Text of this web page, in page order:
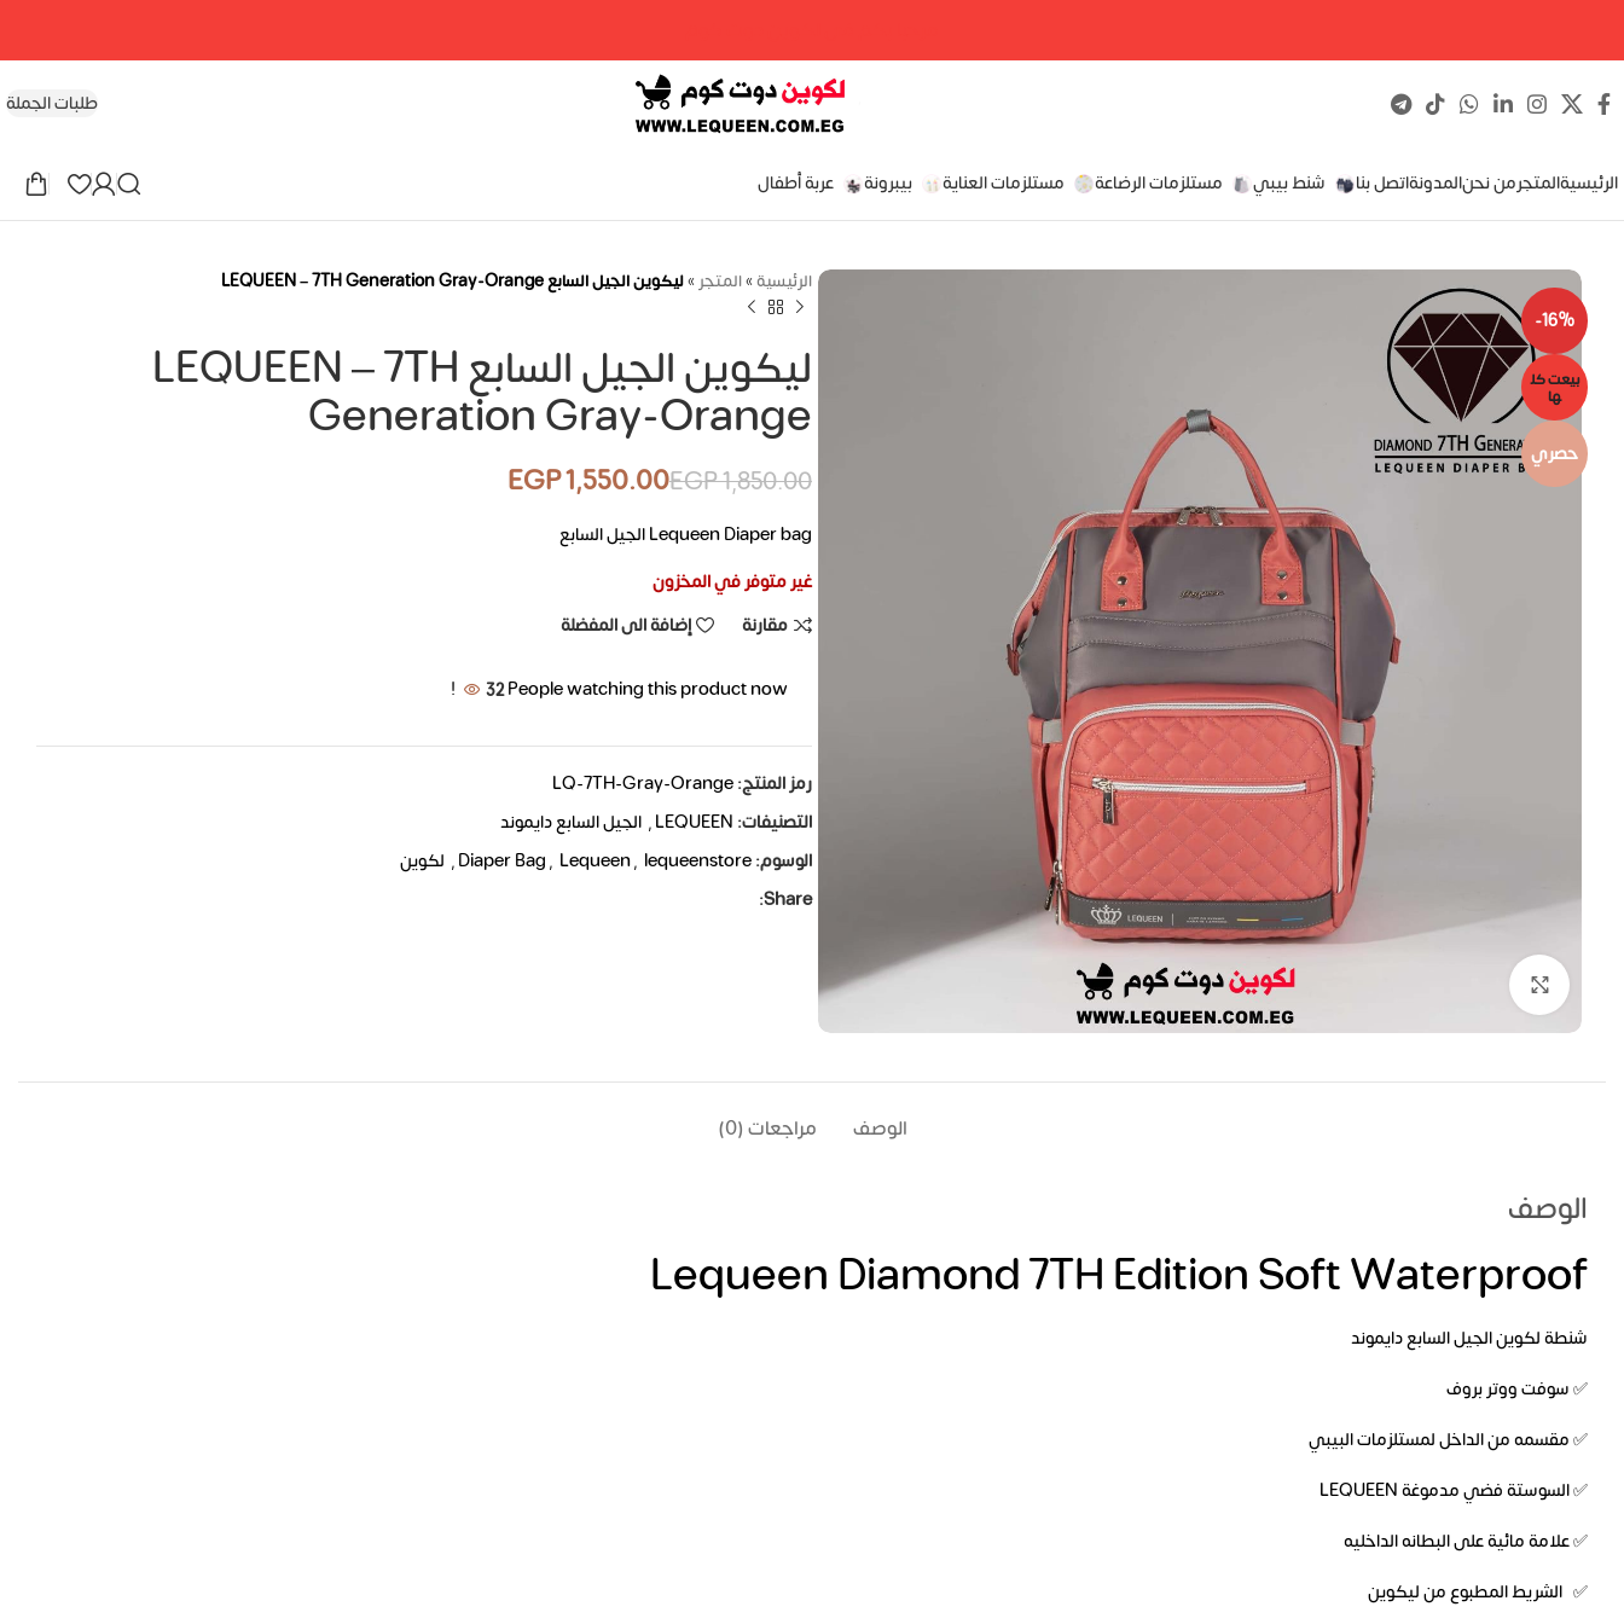
طلبات الجملة
الرئيسيةالمتجرمن نحنالمدونةاتصل بنا شنط بيبي مستلزمات الرضاعة مستلزمات العناية بيبرونة عربة أطفال
-16%
بيعت كل
ها
حصري
الرئيسية»المتجر »ليكوين الجيل السابع LEQUEEN – 7TH Generation Gray-Orange
EGP
ليكوين الجيل السابع LEQUEEN – 7TH
Generation Gray-Orange
1,850.00
EGP
1,550.00
EGP
Lequeen Diaper bag الجيل السابع
غير متوفر في المخزون
مقارنة
إضافة الى المفضلة
32People watching this product now!
رمز المنتج:LQ-7TH-Gray-Orange
التصنيفات: LEQUEEN
, الجيل السابع دايموند
الوسوم:
Diaper Bag, Lequeen, lequeenstore
, لكوين
Share:
الوصف مراجعات (0)
الوصف
Lequeen Diamond 7TH Edition Soft Waterproof
شنطة لكوين الجيل السابع دايموند
✅ سوفت ووتر بروف
✅ مقسمه من الداخل لمستلزمات البيبي
✅ السوستة فضي مدموغة LEQUEEN
✅ علامة مائية على البطانه الداخليه
✅ الشريط المطبوع من ليكوين